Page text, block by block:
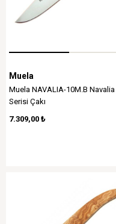
Muela
Muela NAVALIA-10M.B Navalia
Serisi Çakı
7.309,00 ₺